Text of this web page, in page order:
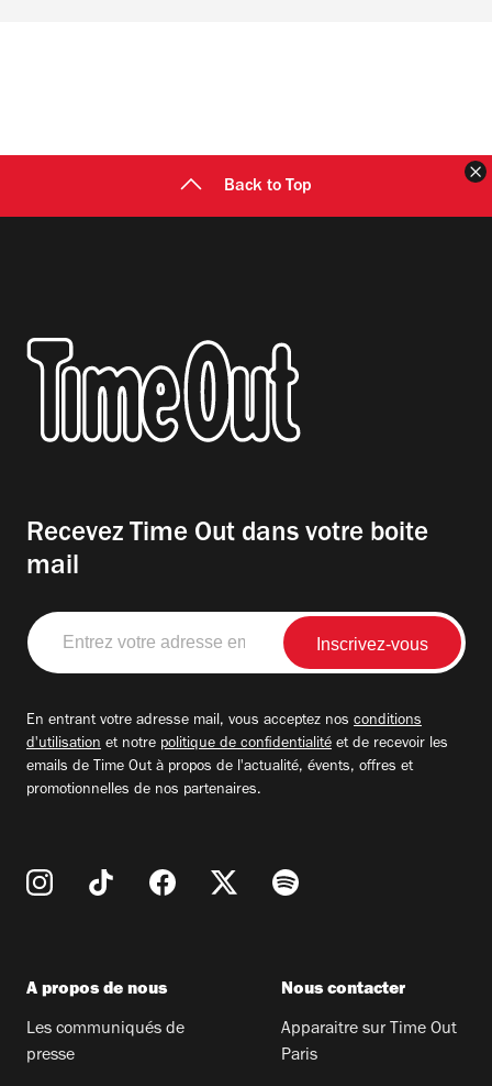
Back to Top
Recevez Time Out dans votre boite
mail
Entrez
votre
adresse
En entrant votre adresse mail, vous acceptez nos conditions
d'utilisation et notre politique de confidentialité et de recevoir les
emails de Time Out à propos de l'actualité, évents, offres et
promotionnelles de nos partenaires.
A propos de nous
Les communiqués de
presse
Nous contacter
Apparaitre sur Time Out
Paris